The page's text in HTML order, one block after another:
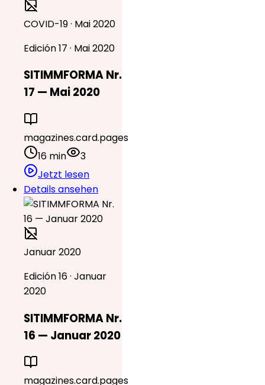
COVID-19 · Mai 2020
Edición 17 · Mai 2020
SITIMMFORMA Nr.
17 — Mai 2020
magazines.card.pages
16 min
3
Jetzt lesen
Details ansehen
Januar 2020
Edición 16 · Januar
2020
SITIMMFORMA Nr.
16 — Januar 2020
magazines.card.pages